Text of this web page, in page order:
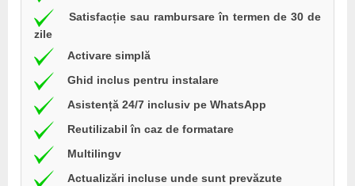
Satisfacție sau rambursare în termen de 30 de
zile
Activare simplă
Ghid inclus pentru instalare
Asistență 24/7 inclusiv pe WhatsApp
Reutilizabil în caz de formatare
Multilingv
Actualizări incluse unde sunt prevăzute